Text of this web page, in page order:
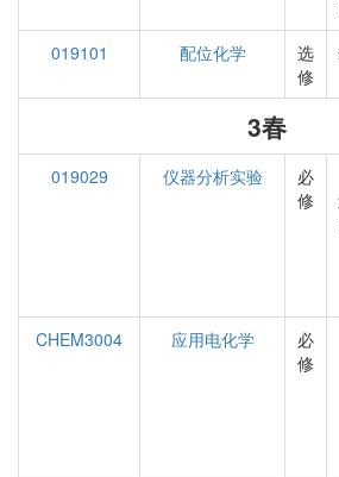
019101 配位化学
选
修
3春
019029 仪器分析实验
必
修
CHEM3004
应用电化学
必
修